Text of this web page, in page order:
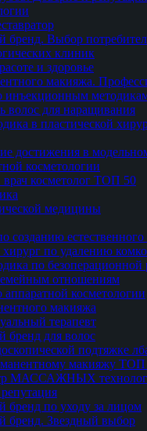
бренд. Выбор
клиник
и здоровье
макияжа.
инъекционным
волос для наращивания
в пластической
достижения в
косметологии
косметолог ТОП 50
медицины
созданию естественного
по удалению
по безоперационной
отношениям
косметологии
макияжа
терапевт
бренд для волос
подтяжке
макияжу ТОП
МАССАЖНЫХ
бренд по уходу за лицом
бренд. Звездный выбор